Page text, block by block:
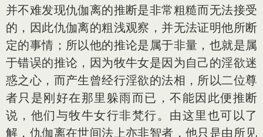
并不难发现仇伽离的推断是非常粗糙而无法接受
的，因此仇伽离的粗浅观察，并无法证明他所断
定的事情；所以他的推论是属于非量，也就是属
于错误的推论，因为牧牛女是因为自己的淫欲迷
惑之心，而产生曾经行淫欲的法相，所以二位尊
者只是刚好在那里躲雨而已，不能因此便推断
说，他们与牧牛女行非梵行。由这里也可以了
解，仇伽离在世间法上亦非智者，他只是由所见